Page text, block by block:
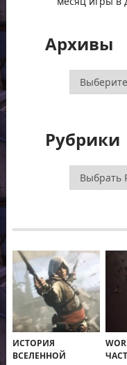
Архивы
Архивы
Рубрики
Рубрики
ИСТОРИЯ
ВСЕЛЕННОЙ